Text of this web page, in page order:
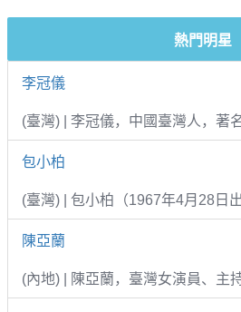
熱門明星
李冠儀
(臺灣) | 李冠儀，中國臺灣人，著
包小柏
(臺灣) | 包小柏（1967年4月28日出
陳亞蘭
(內地) | 陳亞蘭，臺灣女演員、主